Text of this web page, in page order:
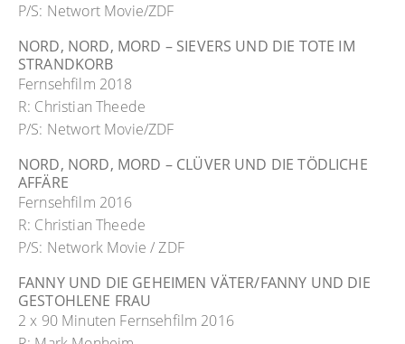
P/S: Networt Movie/ZDF
NORD, NORD, MORD – SIEVERS UND DIE TOTE IM
STRANDKORB
Fernsehfilm 2018
R: Christian Theede
P/S: Networt Movie/ZDF
NORD, NORD, MORD – CLÜVER UND DIE TÖDLICHE
AFFÄRE
Fernsehfilm 2016
R: Christian Theede
P/S: Network Movie / ZDF
FANNY UND DIE GEHEIMEN VÄTER/FANNY UND DIE
GESTOHLENE FRAU
2 x 90 Minuten Fernsehfilm 2016